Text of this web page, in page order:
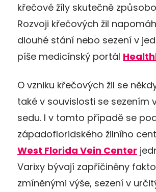
křečové žíly skutečně
Rozvoji křečových žil
dlouhé stání nebo sezení v
píše medicínský portál
O vzniku křečových žil se
také v souvislosti se sezením
sedu. I v tomto případě se
západofloridského žilního
West Florida Vein Center
Varixy bývají zapříčiněny
zmíněnými výše, sezení v